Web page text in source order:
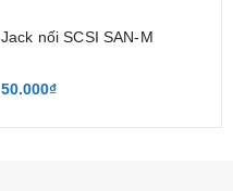
Jack nối SCSI SAN-M
50.000₫